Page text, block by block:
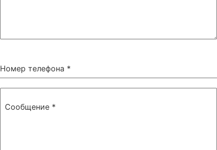
Номер телефона *
Сообщение *